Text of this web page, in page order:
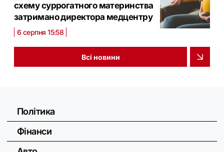
схему суррогатного материнства
затримано директора медцентру
6 серпня 15:58
Всі новини
Політика
Фінанси